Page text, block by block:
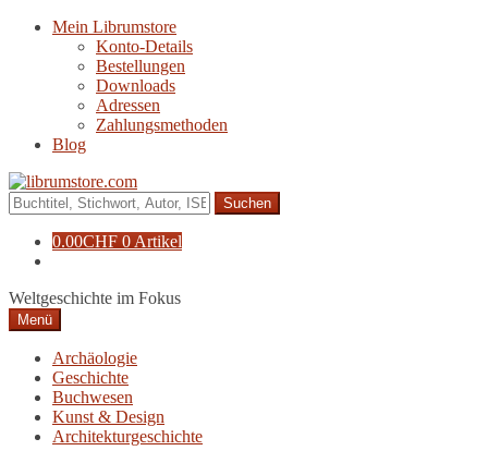
Navigation
Zum
Mein Librumstore
Konto-Details
Bestellungen
Downloads
Adressen
Zahlungsmethoden
Blog
Suche
nach:
0.00CHF 0 Artikel
Weltgeschichte im Fokus
Menü
Archäologie
Geschichte
Buchwesen
Kunst & Design
Architekturgeschichte